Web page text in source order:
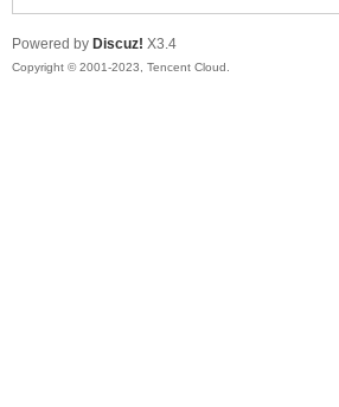
Powered by Discuz! X3.4
Copyright © 2001-2023, Tencent Cloud.